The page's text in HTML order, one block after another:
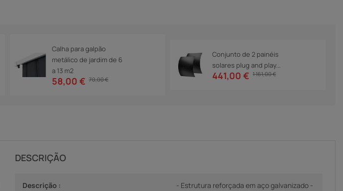
Calha para galpão
metálico de jardim de 6
a 13 m2
58,00 € 70,00 €
Conjunto de 2 painéis
solares plug and play...
441,00 € 1 161,00 €
DESCRIÇÃO
Descrição :
- Estrutura reforçada em aço galvanizado -